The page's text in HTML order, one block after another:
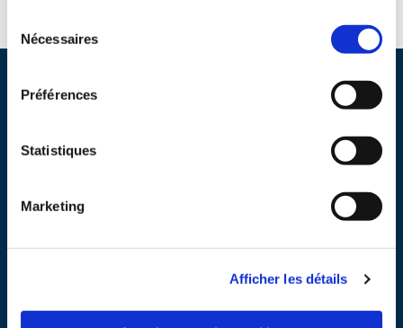
Nécessaires
Préférences
Statistiques
Marketing
Afficher les détails
BOM Recrutement
99 Bouleverad de la Reine